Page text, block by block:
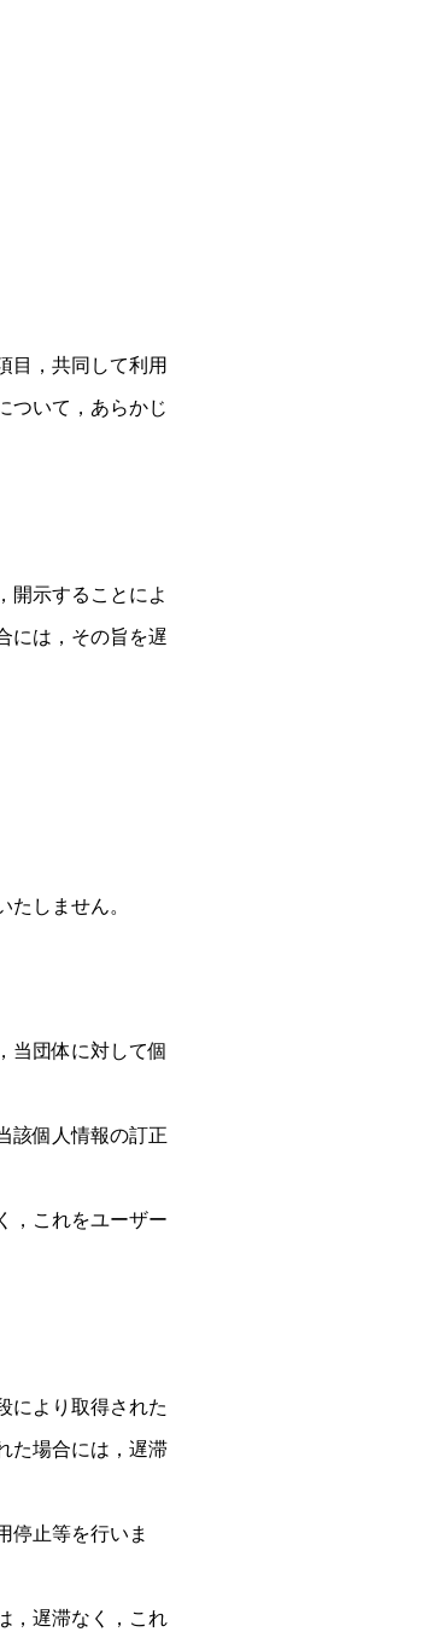
目，共同して利用
ついて，あらかじ
開示することによ
には，その旨を遅
しません。
当団体に対して個
該個人情報の訂正
，これをユーザー
により取得された
た場合には，遅滞
停止等を行いま
，遅滞なく，これ